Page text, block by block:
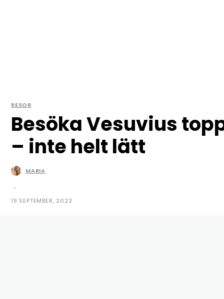
RESOR
Besöka Vesuvius
– inte helt lätt
MARIA
-
19 SEPTEMBER, 2023
© Copyright - Maria Carlsson | mariasmat.nu